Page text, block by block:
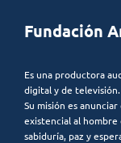
Fundación
Es una productora
digital y de televisión.
Su misión es
existencial al hombre
sabiduría, paz y